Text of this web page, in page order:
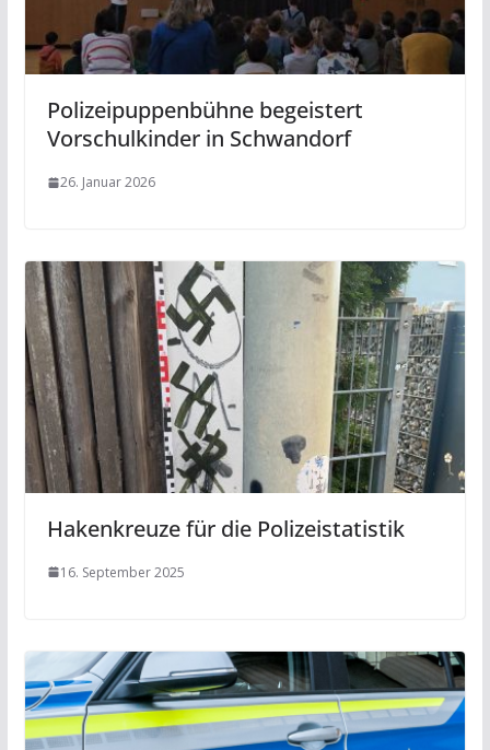
Polizeipuppenbühne begeistert
Vorschulkinder in Schwandorf
26. Januar 2026
Hakenkreuze für die Polizeistatistik
16. September 2025